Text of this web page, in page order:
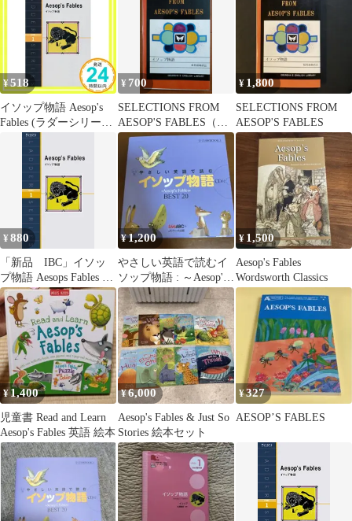
¥518
イソップ物語 Aesop's
Fables (ラダーシリーズ
Level 1) [単行本（ソフ
トカバー）] [Jul 01,
2005] イソップ_02
¥ 700
SELECTIONS FROM
AESOP'S FABLES（イ
ソップ物語）
¥ 1,800
SELECTIONS FROM
AESOP'S FABLES
¥880
「新品 IBC」イソッ
プ物語 Aesops Fables (ラ
ダーシリーズ Level 1)
[単行本（ソフトカバ
ー）] イソップ
¥1,200
やさしい英語で読むイ
ソップ物語 : ～Aesop's
Fables～BEST …
¥ 1,500
Aesop's Fables
Wordsworth Classics
¥1,400
児童書 Read and Learn
Aesop's Fables 英語 絵本
¥ 6,000
Aesop's Fables & Just So
Stories 絵本セット
¥327
AESOP’S FABLES